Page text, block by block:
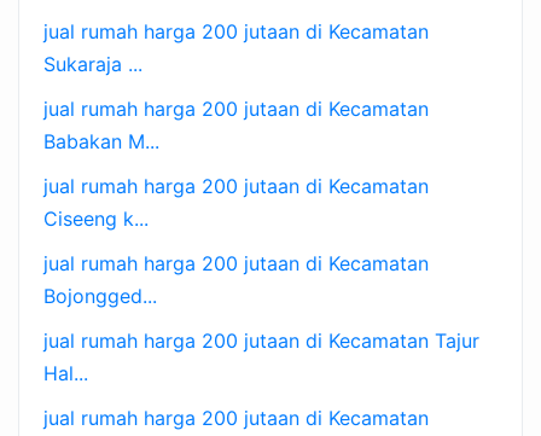
jual rumah harga 200 jutaan di Kecamatan
Sukaraja ...
jual rumah harga 200 jutaan di Kecamatan
Babakan M...
jual rumah harga 200 jutaan di Kecamatan
Ciseeng k...
jual rumah harga 200 jutaan di Kecamatan
Bojongged...
jual rumah harga 200 jutaan di Kecamatan Tajur
Hal...
jual rumah harga 200 jutaan di Kecamatan